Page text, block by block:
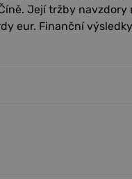
Její tržby
eur. Finanční